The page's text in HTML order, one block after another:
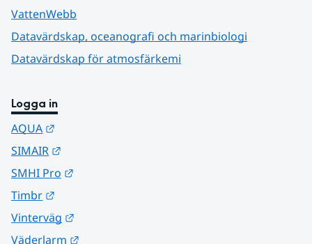
VattenWebb
Datavärdskap, oceanografi och marinbiologi
Datavärdskap för atmosfärkemi
Logga in
AQUA
SIMAIR
SMHI Pro
Timbr
Vinterväg
Väderlarm